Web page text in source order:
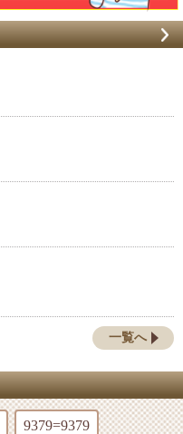
一覧へ
9379=9379